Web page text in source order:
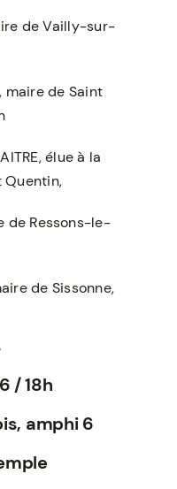
de Vailly-sur-
maire de Saint
élue à la
Quentin,
de Ressons-le-
de Sissonne,
/ 18h
amphi 6